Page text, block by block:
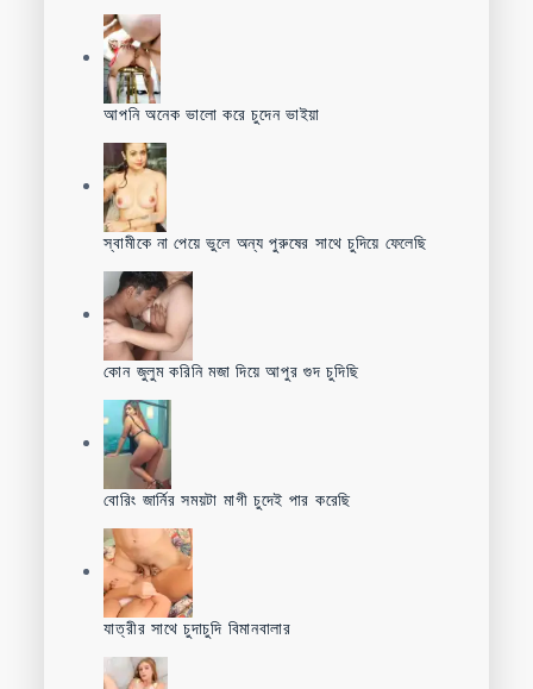
আপনি অনেক ভালো করে চুদেন ভাইয়া
স্বামীকে না পেয়ে ভুলে অন্য পুরুষের সাথে চুদিয়ে ফেলেছি
কোন জুলুম করিনি মজা দিয়ে আপুর গুদ চুদিছি
বোরিং জার্নির সময়টা মাগী চুদেই পার করেছি
যাত্রীর সাথে চুদাচুদি বিমানবালার